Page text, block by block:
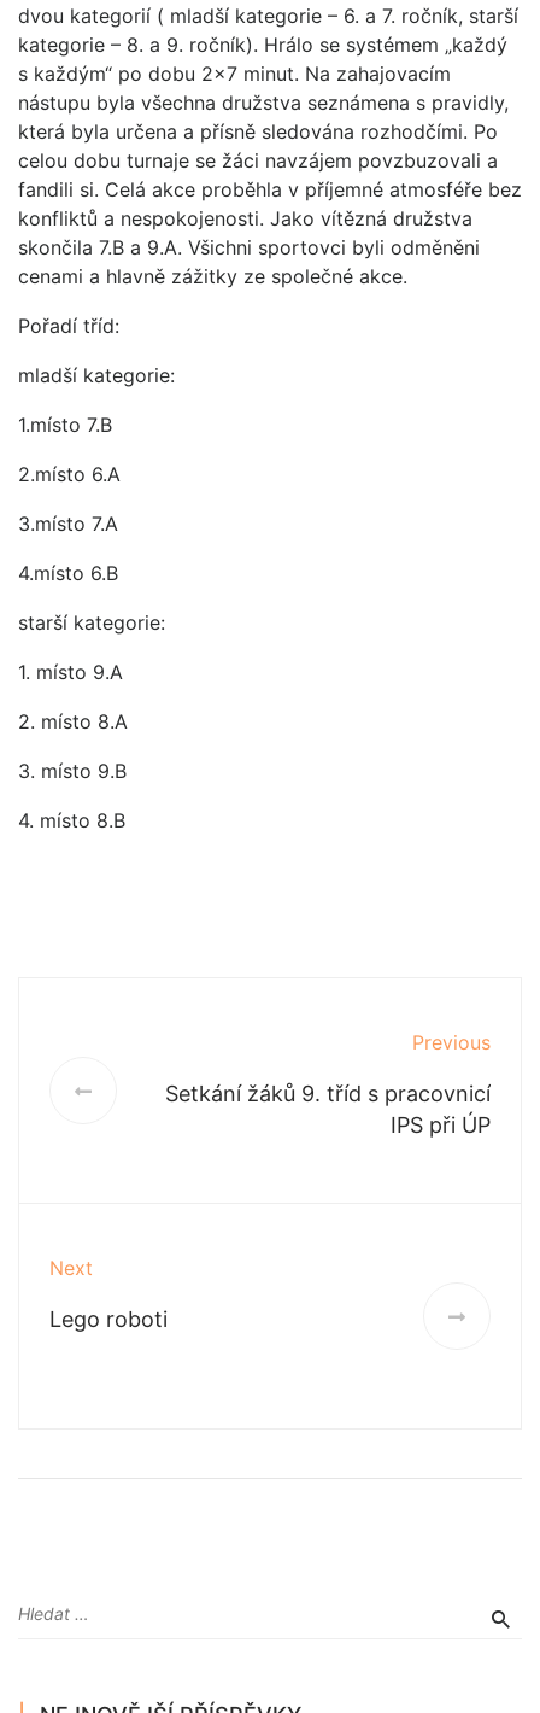
dvou kategorií ( mladší kategorie – 6. a 7. ročník, starší
kategorie – 8. a 9. ročník). Hrálo se systémem „každý
s každým“ po dobu 2×7 minut. Na zahajovacím
nástupu byla všechna družstva seznámena s pravidly,
která byla určena a přísně sledována rozhodčími. Po
celou dobu turnaje se žáci navzájem povzbuzovali a
fandili si. Celá akce proběhla v příjemné atmosféře bez
konfliktů a nespokojenosti. Jako vítězná družstva
skončila 7.B a 9.A. Všichni sportovci byli odměněni
cenami a hlavně zážitky ze společné akce.
Pořadí tříd:
mladší kategorie:
1.místo 7.B
2.místo 6.A
3.místo 7.A
4.místo 6.B
starší kategorie:
1. místo 9.A
2. místo 8.A
3. místo 9.B
4. místo 8.B
Previous
Setkání žáků 9. tříd s pracovnicí
IPS při ÚP
Next
Lego roboti